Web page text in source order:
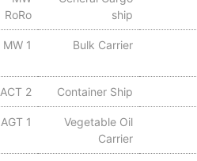
ship
RoRo
Bulk Carrier
MW 1
Container Ship
ACT 2
Vegetable Oil
Carrier
AGT 1